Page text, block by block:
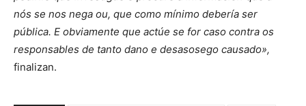
nós se nos nega ou, que como mínimo debería ser
pública. E obviamente que actúe se for caso contra os
responsables de tanto dano e desasosego causado»,
finalizan.